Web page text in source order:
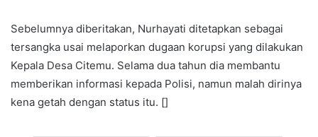
Sebelumnya diberitakan, Nurhayati ditetapkan sebagai
tersangka usai melaporkan dugaan korupsi yang dilakukan
Kepala Desa Citemu. Selama dua tahun dia membantu
memberikan informasi kepada Polisi, namun malah dirinya
kena getah dengan status itu. []